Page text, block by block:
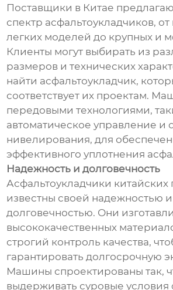
Поставщики в Китае
спектр асфальтоукладчиков,
легких моделей до крупных и
Клиенты могут выбирать из
размеров и технических
найти асфальтоукладчик,
соответствует их проектам.
передовыми технологиями,
автоматическое управление и
нивелирования, для
эффективного уплотнения
Надежность и долговечность
Асфальтоукладчики
известны своей надежностью и
долговечностью. Они
высококачественных
строгий контроль качества,
гарантировать долгосрочную
Машины спроектированы так,
выдерживать суровые условия